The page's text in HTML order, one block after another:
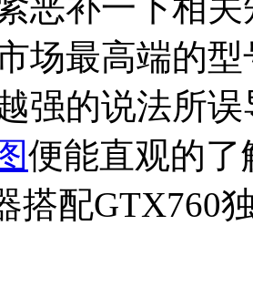
恶补一下相
场最高端的
强的说法所
便能直观的
搭配GTX760